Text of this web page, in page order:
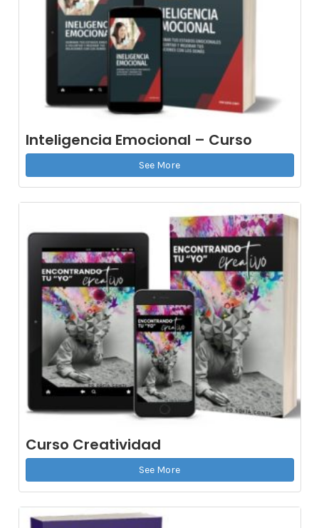
Inteligencia Emocional – Curso
See More
Curso Creatividad
See More